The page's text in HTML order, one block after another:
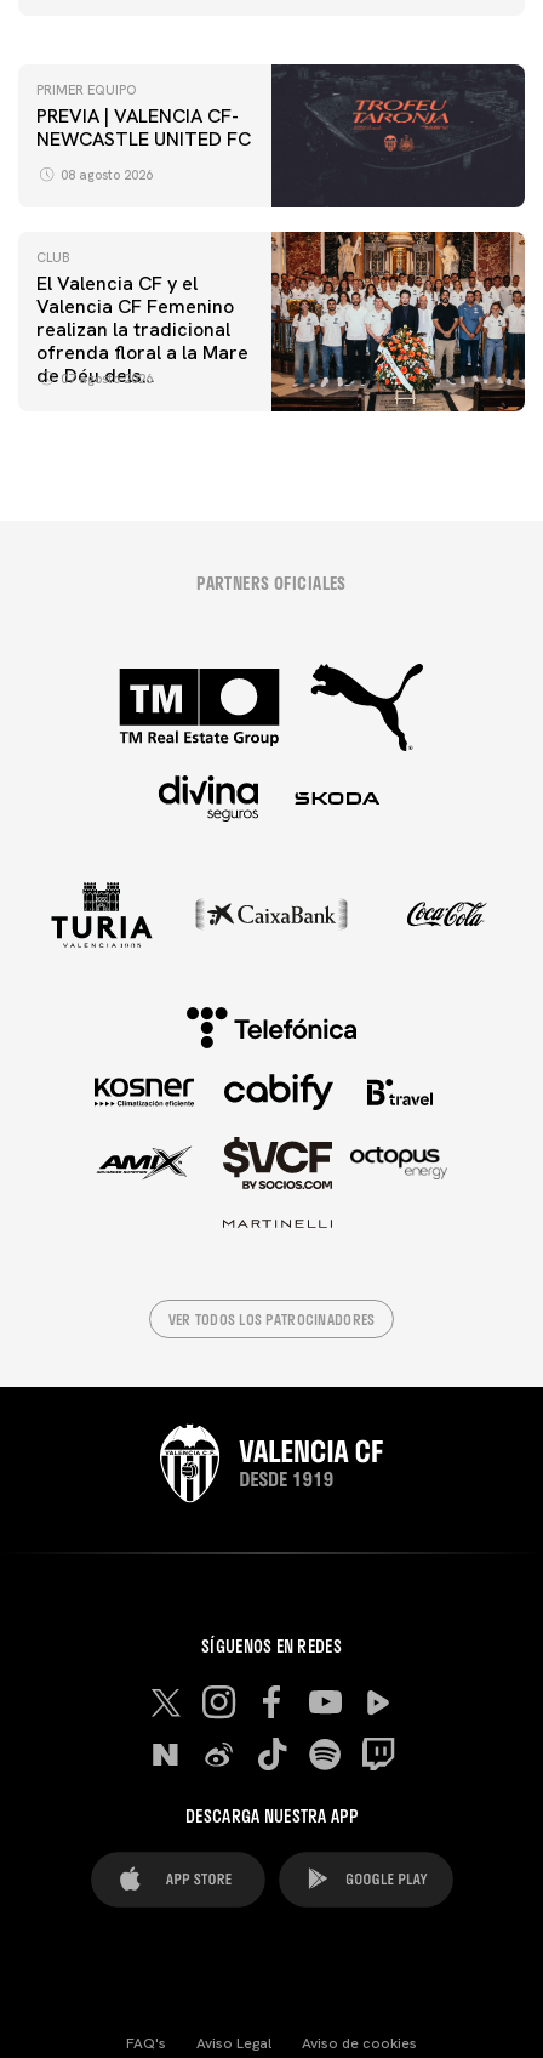
PRIMER EQUIPO
PREVIA | VALENCIA CF-
NEWCASTLE UNITED FC
08 agosto 2026
CLUB
El Valencia CF y el
Valencia CF Femenino
realizan la tradicional
ofrenda floral a la Mare
de Déu dels
07 agosto 2026
PARTNERS OFICIALES
VER TODOS LOS PATROCINADORES
SÍGUENOS EN REDES
DESCARGA NUESTRA APP
FAQ's Aviso Legal Aviso de cookies